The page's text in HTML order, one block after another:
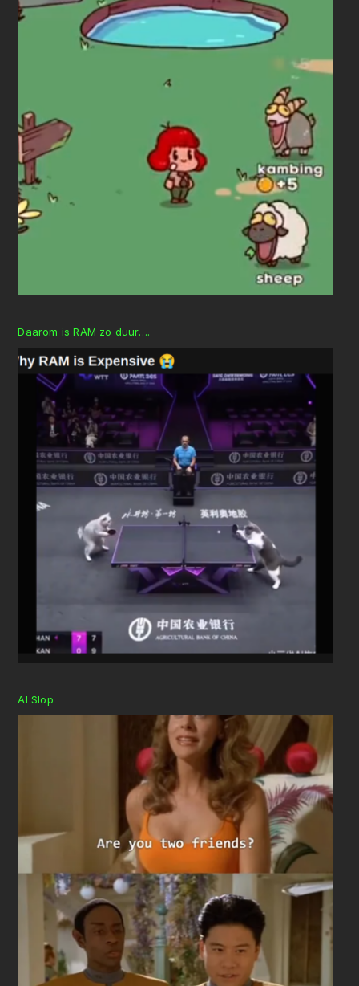
Daarom is RAM zo duur….
AI Slop